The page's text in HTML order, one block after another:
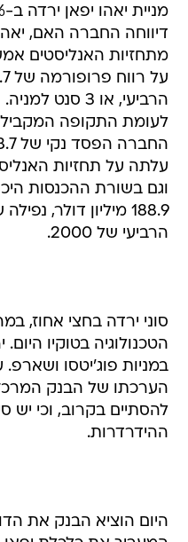
דיווחה החברה האם,
מתחזיות האנליסטים
לעומת התקופה
עלתה על תחזיות
וגם בשורת ההכנסות
הרביעי של 2000.
סוני ירדה בחצי אחוז,
במניות פוג'יטסו
הערכתו של הבנק
להסתיים בקרוב, וכי יש
ההידרדרות.
היום הוציא הבנק את